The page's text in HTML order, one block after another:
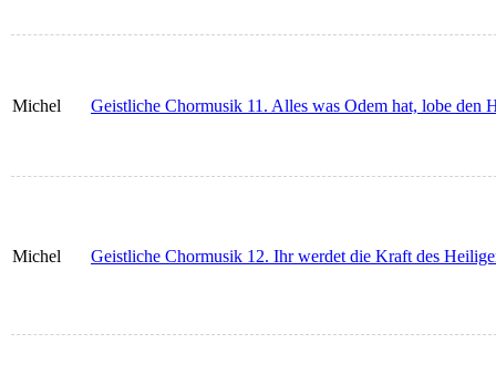
Michel Geistliche Chormusik 11. Alles was Odem hat, lobe den
Michel Geistliche Chormusik 12. Ihr werdet die Kraft des